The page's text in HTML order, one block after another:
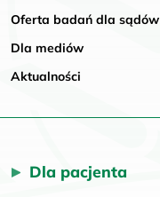
Oferta badań dla sądów
Dla mediów
Aktualności
Dla pacjenta